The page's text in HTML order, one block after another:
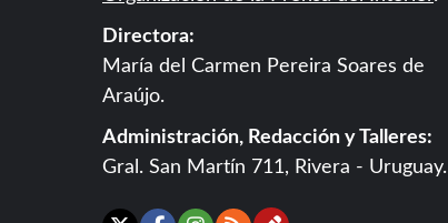
Directora:
María del Carmen Pereira Soares de
Araújo.
Administración, Redacción y Talleres:
Gral. San Martín 711, Rivera - Uruguay.